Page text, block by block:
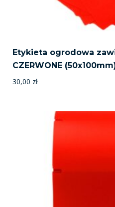
Etykieta ogrodowa
CZERWONE
30,00 zł